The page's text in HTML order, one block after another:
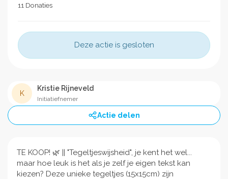
11 Donaties
Deze actie is gesloten
K
Kristie Rijneveld
Initiatiefnemer
Actie delen
TE KOOP! 🌿 || "Tegeltjeswijsheid", je kent het wel...
maar hoe leuk is het als je zelf je eigen tekst kan
kiezen? Deze unieke tegeltjes (15x15cm) zijn